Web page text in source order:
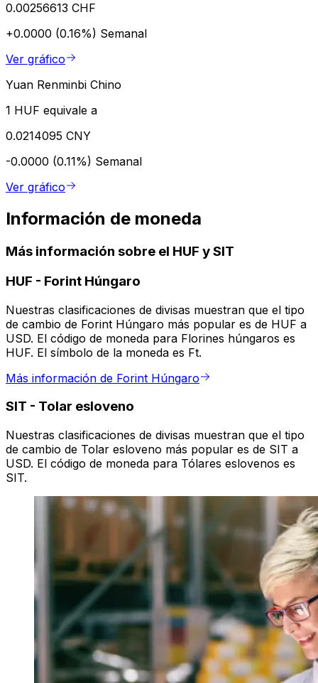
0.00256613 CHF
+0.0000 (0.16%) Semanal
Ver gráfico
Yuan Renminbi Chino
1 HUF equivale a
0.0214095 CNY
-0.0000 (0.11%) Semanal
Ver gráfico
Información de moneda
Más información sobre el HUF y SIT
HUF - Forint Húngaro
Nuestras clasificaciones de divisas muestran que el tipo
de cambio de Forint Húngaro más popular es de HUF a
USD. El código de moneda para Florines húngaros es
HUF. El símbolo de la moneda es Ft.
Más información de Forint Húngaro
SIT - Tolar esloveno
Nuestras clasificaciones de divisas muestran que el tipo
de cambio de Tolar esloveno más popular es de SIT a
USD. El código de moneda para Tólares eslovenos es
SIT.